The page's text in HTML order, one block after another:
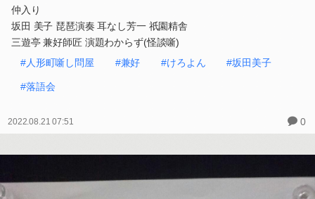
仲入り
坂田 美子 琵琶演奏 耳なし芳一 祇園精舎
三遊亭 兼好師匠 演題わからず(怪談噺)
#人形町噺し問屋
#兼好 #けろよん #坂田美子
#落語会
2022.08.21 07:51 0